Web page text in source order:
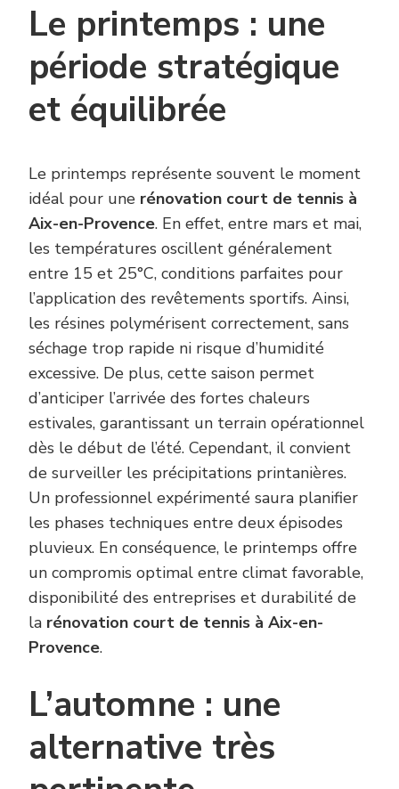
Le printemps : une
période stratégique
et équilibrée
Le printemps représente souvent le moment
idéal pour une rénovation court de tennis à
Aix-en-Provence. En effet, entre mars et mai,
les températures oscillent généralement
entre 15 et 25°C, conditions parfaites pour
l’application des revêtements sportifs. Ainsi,
les résines polymérisent correctement, sans
séchage trop rapide ni risque d’humidité
excessive. De plus, cette saison permet
d’anticiper l’arrivée des fortes chaleurs
estivales, garantissant un terrain opérationnel
dès le début de l’été. Cependant, il convient
de surveiller les précipitations printanières.
Un professionnel expérimenté saura planifier
les phases techniques entre deux épisodes
pluvieux. En conséquence, le printemps offre
un compromis optimal entre climat favorable,
disponibilité des entreprises et durabilité de
la rénovation court de tennis à Aix-en-
Provence.
L’automne : une
alternative très